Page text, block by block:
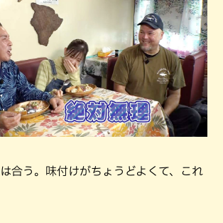
合う。味付けがちょうどよくて、これ